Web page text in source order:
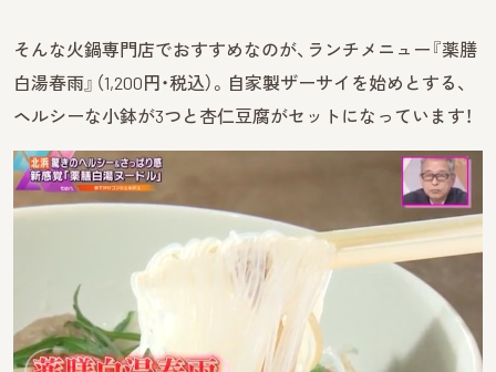
そんな火鍋専門店でおすすめなのが、ランチメニュー『薬膳
白湯春雨』（1,200円・税込）。自家製ザーサイを始めとする、
ヘルシーな小鉢が3つと杏仁豆腐がセットになっています！